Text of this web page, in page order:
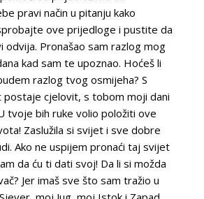
pravi način u pitanju kako
ove prijedloge i pustite da
odvija. Pronašao sam razlog mog
kad sam te upoznao. Hoćeš li
razlog tvog osmijeha? S
cjelovit, s tobom moji dani
tvoje bih ruke volio položiti ove
Zaslužila si svijet i sve dobre
Ako ne uspijem pronaći taj svijet
da ću ti dati svoj! Da li si možda
Jer imaš sve što sam tražio u